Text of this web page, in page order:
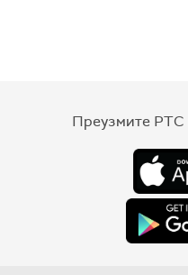
Преузмите РТС